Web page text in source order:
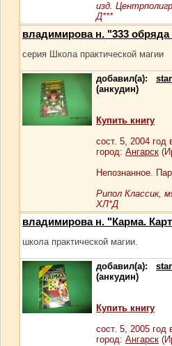
изд.
Д***
владимирова н. "333
серия Школа практической магии
добавил(а):
(анкудин)
Купить книгу
сост. 5, 2004 год
город: Ангарск
Непознанное.
Рипол Классик,
ХЛ*Д
владимирова н. "Карма.
школа практической магии.
добавил(а):
(анкудин)
Купить книгу
сост. 5, 2005 год
город: Ангарск